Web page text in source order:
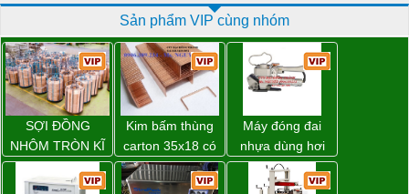
Sản phẩm VIP cùng nhóm
SỢI ĐỒNG
NHÔM TRÒN KĨ
THUẬT ĐIỆN
Kim bấm thùng
carton 35x18 có
sẵn giá rẻ toàn
quốc
Máy đóng đai
nhựa dùng hơi
khí nén WP-20